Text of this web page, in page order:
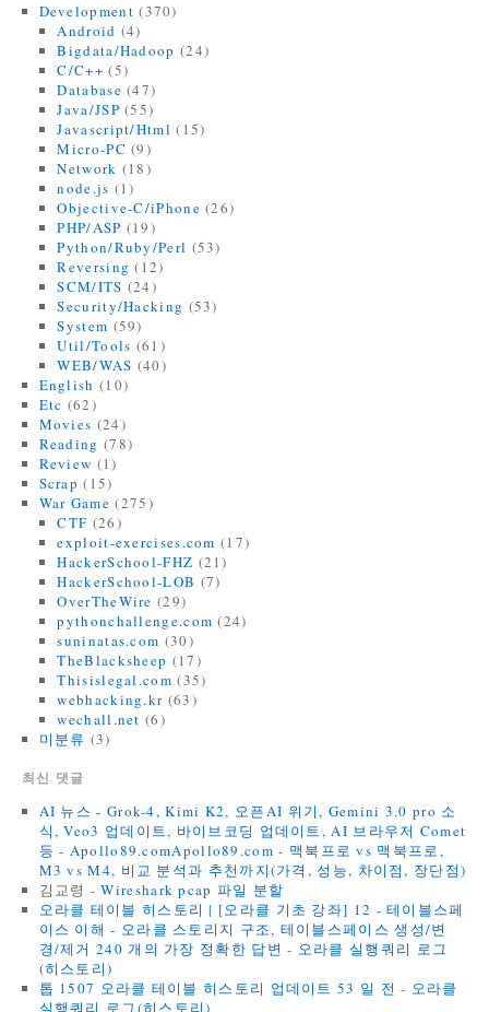
Development (370)
Android (4)
Bigdata/Hadoop (24)
C/C++ (5)
Database (47)
Java/JSP (55)
Javascript/Html (15)
Micro-PC (9)
Network (18)
node.js (1)
Objective-C/iPhone (26)
PHP/ASP (19)
Python/Ruby/Perl (53)
Reversing (12)
SCM/ITS (24)
Security/Hacking (53)
System (59)
Util/Tools (61)
WEB/WAS (40)
English (10)
Etc (62)
Movies (24)
Reading (78)
Review (1)
Scrap (15)
War Game (275)
CTF (26)
exploit-exercises.com (17)
HackerSchool-FHZ (21)
HackerSchool-LOB (7)
OverTheWire (29)
pythonchallenge.com (24)
suninatas.com (30)
TheBlacksheep (17)
Thisislegal.com (35)
webhacking.kr (63)
wechall.net (6)
미분류 (3)
최신 댓글
AI 뉴스 - Grok-4, Kimi K2, 오픈AI 위기, Gemini 3.0 pro 소
식, Veo3 업데이트, 바이브코딩 업데이트, AI 브라우저 Comet
등 - Apollo89.comApollo89.com - 맥북프로 vs 맥북프로,
M3 vs M4, 비교 분석과 추천까지(가격, 성능, 차이점, 장단점)
김교령 -Wireshark pcap 파일 분할
오라클 테이블 히스토리 | [오라클 기초 강좌] 12 - 테이블스페
이스 이해 - 오라클 스토리지 구조, 테이블스페이스 생성/변
경/제거 240 개의 가장 정확한 답변 - 오라클 실행쿼리 로그
(히스토리)
톱 1507 오라클 테이블 히스토리 업데이트 53 일 전 - 오라클
실행쿼리 로그(히스토리)